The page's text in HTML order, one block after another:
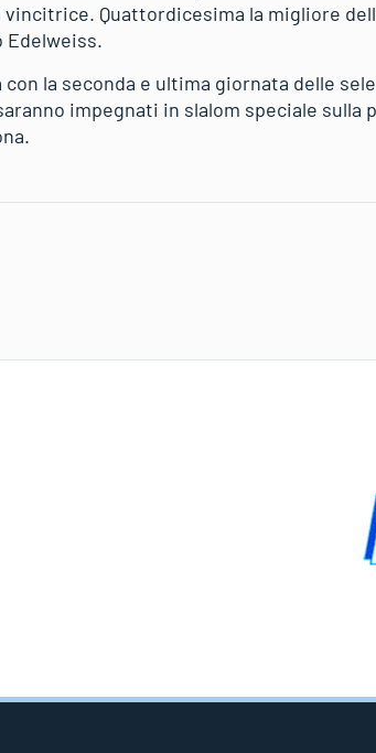
vincitrice. Quattordicesima la migliore
Edelweiss.
la seconda e ultima giornata delle
impegnati in slalom speciale